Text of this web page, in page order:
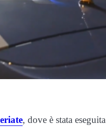
, dove è stata eseguita